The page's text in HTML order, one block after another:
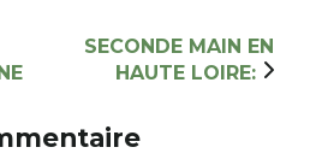
SECONDE MAIN EN
HAUTE LOIRE: